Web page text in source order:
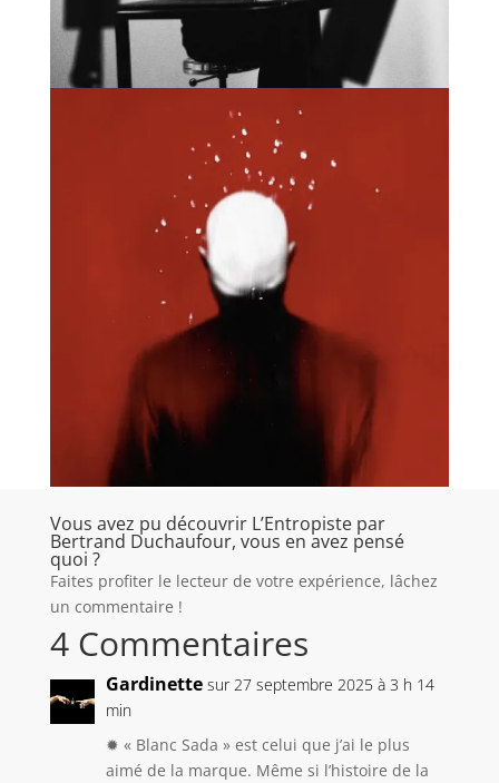
Vous avez pu découvrir L’Entropiste par
Bertrand Duchaufour, vous en avez pensé
quoi ?
Faites profiter le lecteur de votre expérience, lâchez
un commentaire !
4 Commentaires
Gardinette sur 27 septembre 2025 à 3 h 14
min
✹ « Blanc Sada » est celui que j’ai le plus
aimé de la marque. Même si l’histoire de la